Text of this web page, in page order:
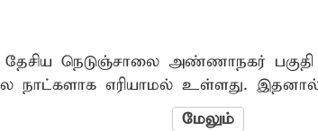
பகுதி அருகே செல்லும் சாலையில் உள்ள
நாட்களாக எரியாமல் உள்ளது.
மேலும்